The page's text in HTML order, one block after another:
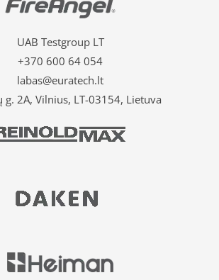
UAB Testgroup LT
+370 600 64 054
labas@euratech.lt
g. 2A, Vilnius, LT-03154, Lietuva